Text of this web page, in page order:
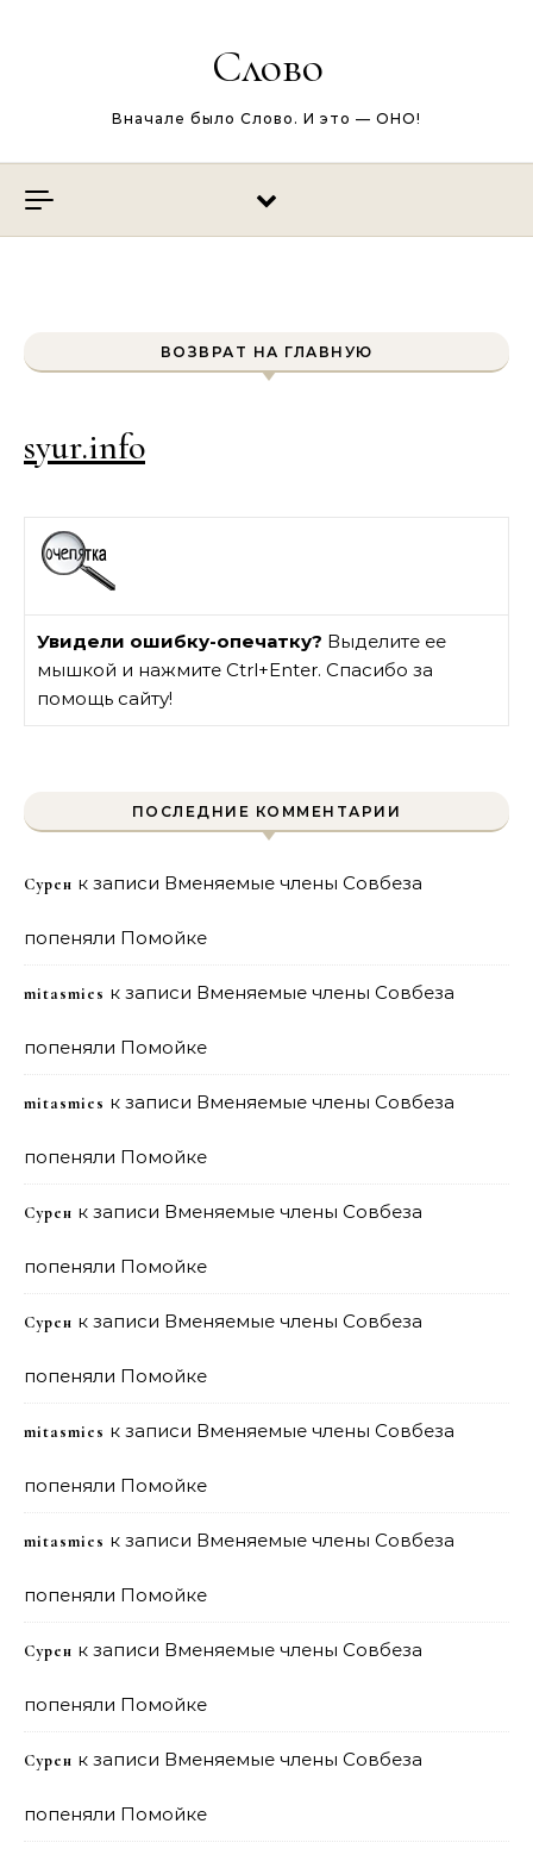
Слово
Вначале было Слово. И это — ОНО!
ВОЗВРАТ НА ГЛАВНУЮ
syur.info
Увидели ошибку-опечатку? Выделите ее
мышкой и нажмите Ctrl+Enter. Спасибо за
помощь сайту!
ПОСЛЕДНИЕ КОММЕНТАРИИ
Сурен к записи Вменяемые члены Совбеза
попеняли Помойке
mitasmies к записи Вменяемые члены Совбеза
попеняли Помойке
mitasmies к записи Вменяемые члены Совбеза
попеняли Помойке
Сурен к записи Вменяемые члены Совбеза
попеняли Помойке
Сурен к записи Вменяемые члены Совбеза
попеняли Помойке
mitasmies к записи Вменяемые члены Совбеза
попеняли Помойке
mitasmies к записи Вменяемые члены Совбеза
попеняли Помойке
Сурен к записи Вменяемые члены Совбеза
попеняли Помойке
Сурен к записи Вменяемые члены Совбеза
попеняли Помойке